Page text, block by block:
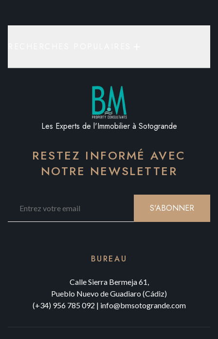
Les Experts de l'Immobilier à Sotogrande
RESTEZ INFORMÉ AVEC
NOTRE NEWSLETTER
S'ABONNER
BUREAU
Calle Sierra Bermeja 61,
Pueblo Nuevo de Guadiaro (Cádiz)
(+34) 956 785 092 | info@bmsotogrande.com